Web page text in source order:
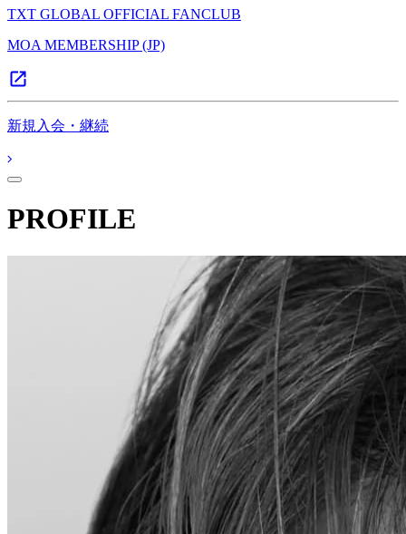
TXT GLOBAL OFFICIAL FANCLUB
MOA MEMBERSHIP (JP)
新規入会・継続
PROFILE